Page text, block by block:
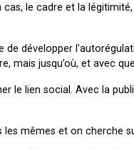
le cadre et la
développer
mais jusqu’où, et avec
le lien social. Avec la
les mêmes et on cherche